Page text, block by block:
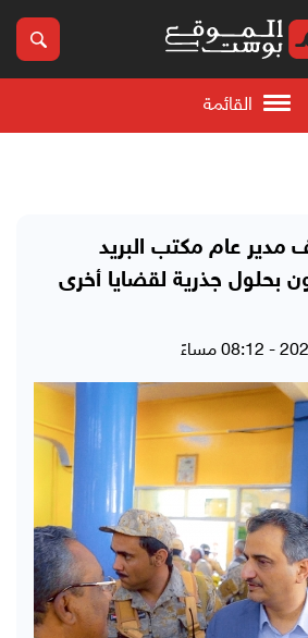
القائمة
عام مكتب البريد
بحلول جذرية لقضايا أخرى